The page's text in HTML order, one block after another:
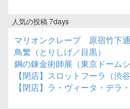
人気の投稿 7days
マリオンクレープ 原宿竹下通
鳥繁（とりしげ／目黒）
鋼の錬金術師展（東京ドーム
【閉店】スロットフーラ（渋谷
【閉店】ラ・ヴィータ・デラ